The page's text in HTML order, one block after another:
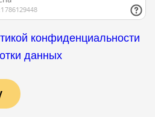
конфиденциальности
данных